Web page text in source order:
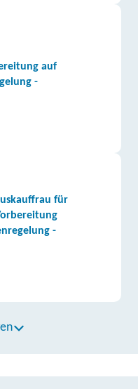
auf
-
für
-